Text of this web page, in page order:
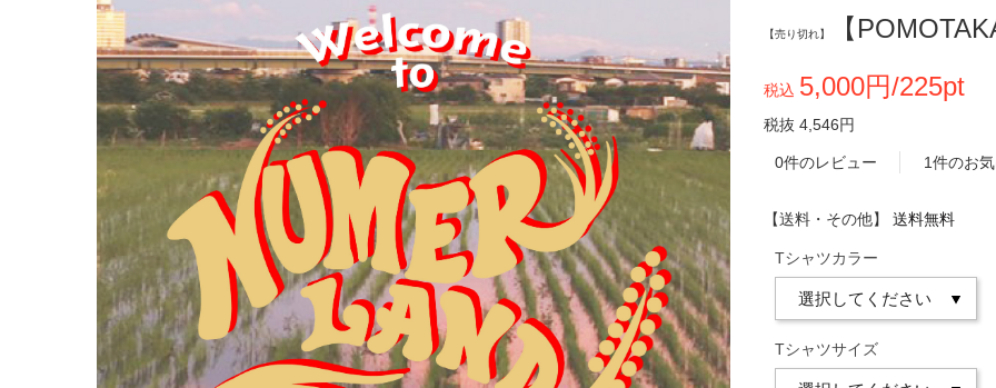
【売り切れ】 【
税込 5,000円/225pt
税抜 4,546円
0件のレビュー 1件のお
【送料・その他】 送料無料
Tシャツカラー
Tシャツサイズ